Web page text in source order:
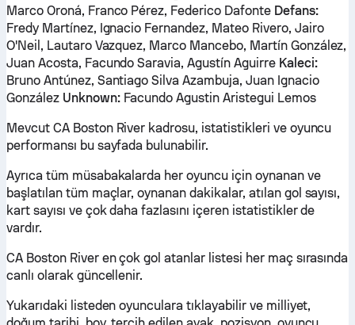
Marco Oroná, Franco Pérez, Federico Dafonte Defans:
Fredy Martínez, Ignacio Fernandez, Mateo Rivero, Jairo
O'Neil, Lautaro Vazquez, Marco Mancebo, Martín González,
Juan Acosta, Facundo Saravia, Agustín Aguirre Kaleci:
Bruno Antúnez, Santiago Silva Azambuja, Juan Ignacio
González Unknown:Facundo Agustin Aristegui Lemos
Mevcut CA Boston River kadrosu, istatistikleri ve oyuncu
performansı bu sayfada bulunabilir.
Ayrıca tüm müsabakalarda her oyuncu için oynanan ve
başlatılan tüm maçlar, oynanan dakikalar, atılan gol sayısı,
kart sayısı ve çok daha fazlasını içeren istatistikler de
vardır.
CA Boston River en çok gol atanlar listesi her maç sırasında
canlı olarak güncellenir.
Yukarıdaki listeden oyunculara tıklayabilir ve milliyet,